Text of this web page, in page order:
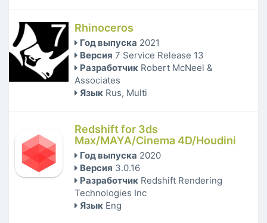
Rhinoceros
Год выпуска 2021
Версия 7 Service Release 13
Разработчик Robert McNeel &
Associates
Язык Rus, Multi
Redshift for 3ds
Max/MAYA/Cinema 4D/Houdini
Год выпуска 2020
Версия 3.0.16
Разработчик Redshift Rendering
Technologies Inc
Язык Eng